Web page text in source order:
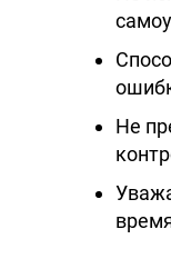
Не